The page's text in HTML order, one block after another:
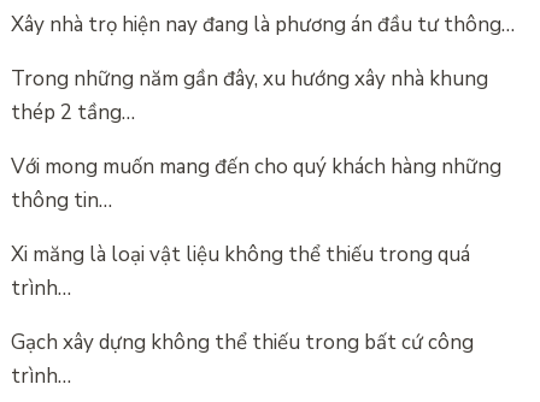
Xây nhà trọ hiện nay đang là phương án đầu tư thông…
Trong những năm gần đây, xu hướng xây nhà khung
thép 2 tầng…
Với mong muốn mang đến cho quý khách hàng những
thông tin…
Xi măng là loại vật liệu không thể thiếu trong quá
trình…
Gạch xây dựng không thể thiếu trong bất cứ công
trình…